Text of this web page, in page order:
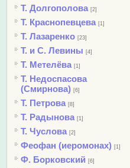
Т. Долгополова [2]
Т. Краснопевцева [1]
Т. Лазаренко [23]
Т. и С. Левины [4]
Т. Метелёва [1]
Т. Недоспасова
(Смирнова) [6]
Т. Петрова [8]
Т. Радынова [1]
Т. Чуслова [2]
Феофан (иеромонах) [1]
Ф. Борковский [6]